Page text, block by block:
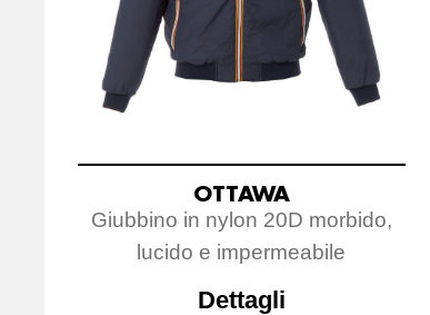
OTTAWA
Giubbino in nylon 20D morbido,
lucido e impermeabile
Dettagli